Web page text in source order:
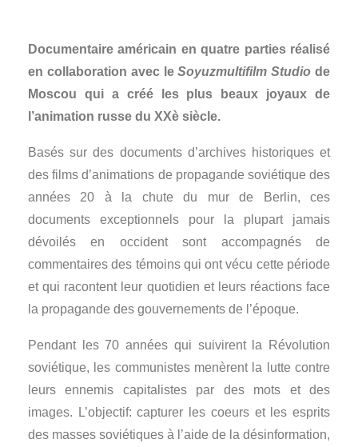
Documentaire américain en quatre parties réalisé
en collaboration avec leSoyuzmultifilm Studio de
Moscou qui a créé les plus beaux joyaux de
l’animation russe du XXè siècle.
Basés sur des documents d’archives historiques et
des films d’animations de propagande soviétique des
années 20 à la chute du mur de Berlin, ces
documents exceptionnels pour la plupart jamais
dévoilés en occident sont accompagnés de
commentaires des témoins qui ont vécu cette période
et qui racontent leur quotidien et leurs réactions face
la propagande des gouvernements de l’époque.
Pendant les 70 années qui suivirent la Révolution
soviétique, les communistes menèrent la lutte contre
leurs ennemis capitalistes par des mots et des
images. L’objectif: capturer les coeurs et les esprits
des masses soviétiques à l’aide de la désinformation,